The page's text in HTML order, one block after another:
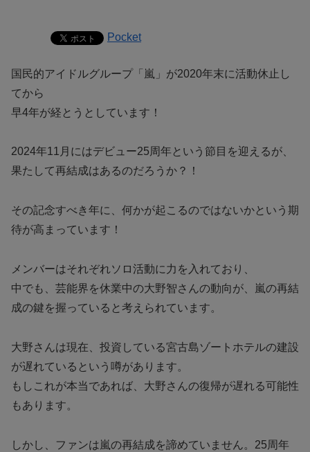
Pocket
国民的アイドルグループ「嵐」が2020年末に活動休止し
てから
早4年が経とうとしています！
2024年11月にはデビュー25周年という節目を迎えるが、
果たして再結成はあるのだろうか？！
その記念すべき年に、何かが起こるのではないかという期
待が高まっています！
メンバーはそれぞれソロ活動に力を入れており、
中でも、芸能界を休業中の大野智さんの動向が、嵐の再結
成の鍵を握っていると考えられています。
大野さんは現在、投資している宮古島ゾートホテルの建設
が遅れているという噂があります。
もしこれが本当であれば、大野さんの復帰が遅れる可能性
もあります。
しかし、ファンは嵐の再結成を諦めていません。25周年